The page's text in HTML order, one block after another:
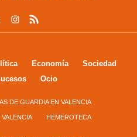
Economía
Sociedad
Ocio
DE GUARDIA EN VALENCIA
VALENCIA HEMEROTECA